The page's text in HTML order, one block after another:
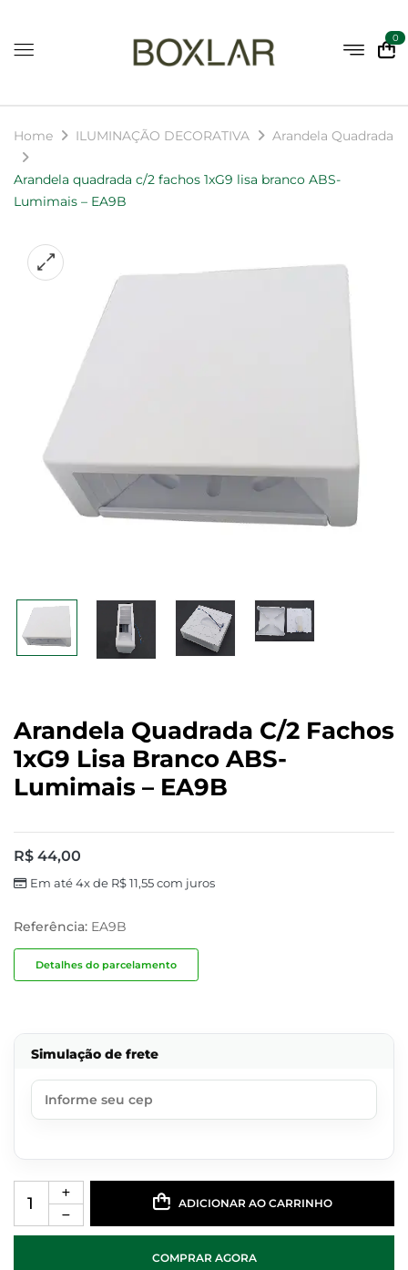
0
Home ILUMINAÇÃO DECORATIVA Arandela Quadrada
Arandela quadrada c/2 fachos 1xG9 lisa branco ABS-
Lumimais – EA9B
Arandela Quadrada C/2 Fachos
1xG9 Lisa Branco ABS-
Lumimais – EA9B
R$ 44,00
Em até 4x de R$11,55com juros
Referência: EA9B
Detalhes do parcelamento
Simulação de frete
ADICIONAR AO CARRINHO
COMPRAR AGORA